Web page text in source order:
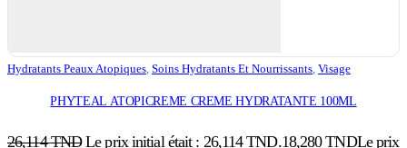
Hydratants Peaux Atopiques Soins Hydratants Et Nourrissants Visage
PHYTEAL ATOPICREME CREME HYDRATANTE 100ML
26,114TND Le prix initial était : 26,114 TND.18,280TNDLe prix